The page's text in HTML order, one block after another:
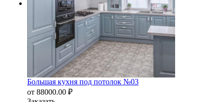
Большая кухня под потолок №03
от 88000.00 ₽